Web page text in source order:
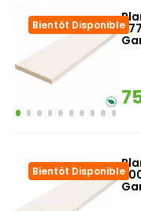
Bientôt Disponible
Bientôt Disponible